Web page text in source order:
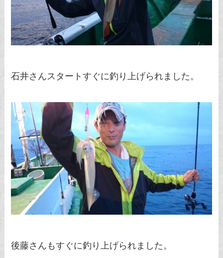
石井さんスタートすぐに釣り上げられました。
後藤さんもすぐに釣り上げられました。